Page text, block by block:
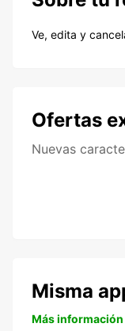
Ve, edita y
Ofertas
Nuevas
Misma
Más información